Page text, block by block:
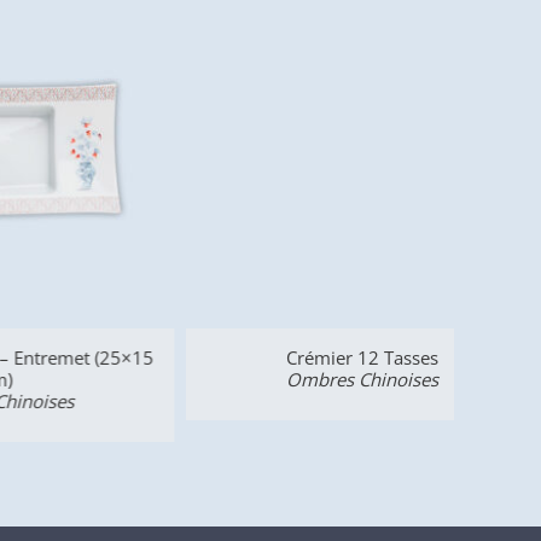
(25×15
Crémier 12 Tasses
Ombres Chinoises